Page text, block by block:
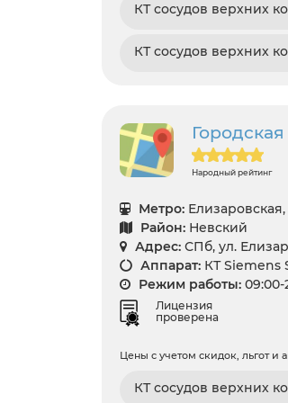
КТ сосудов верхних
КТ сосудов верхних
Народный рейтинг
Метро:
Район: Невский
Адрес: СПб, ул.
Аппарат: КТ Siemens
Режим работы: 09:00-
Лицензия
проверена
Цены с учетом скидок, льгот и
КТ сосудов верхних